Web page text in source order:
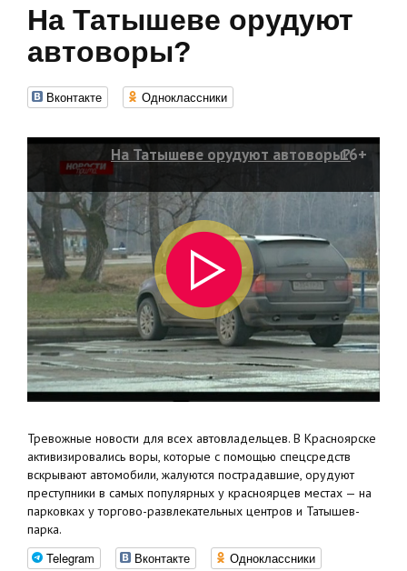
На Татышеве орудуют
автоворы?
Вконтакте Одноклассники
На Татышеве орудуют автоворы?16+
Тревожные новости для всех автовладельцев. В Красноярске
активизировались воры, которые с помощью спецсредств
вскрывают автомобили, жалуются пострадавшие, орудуют
преступники в самых популярных у красноярцев местах — на
парковках у торгово-развлекательных центров и Татышев-
парка.
Telegram Вконтакте Одноклассники